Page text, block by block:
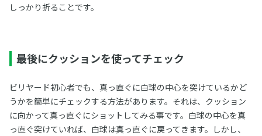
しっかり折ることです。
最後にクッションを使ってチェック
ビリヤード初心者でも、真っ直ぐに白球の中心を突けているかど
うかを簡単にチェックする方法があります。それは、クッション
に向かって真っ直ぐにショットしてみる事です。白球の中心を真
っ直ぐ突けていれば、白球は真っ直ぐに戻ってきます。しかし、